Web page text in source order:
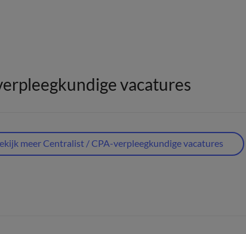
vacatures
meer Centralist / CPA-verpleegkundige vacatures